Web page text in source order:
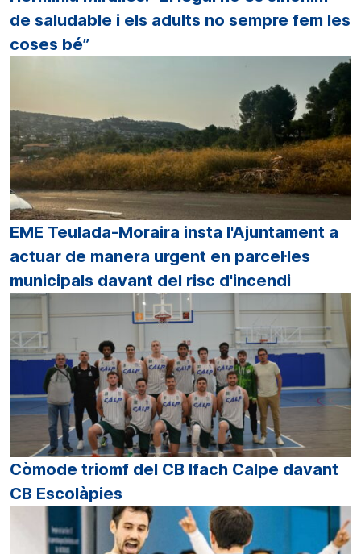
de saludable i els adults no sempre fem les
coses bé”
EME Teulada-Moraira insta l'Ajuntament a
actuar de manera urgent en parcel·les
municipals davant del risc d'incendi
Còmode triomf del CB Ifach Calpe davant
CB Escolàpies